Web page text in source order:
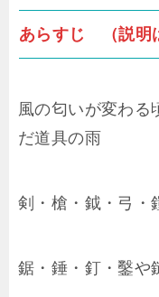
あらすじ （説明
風の匂いが変わ
だ道具の雨
剣・槍・鉞・弓・
鋸・錘・釘・鑿や